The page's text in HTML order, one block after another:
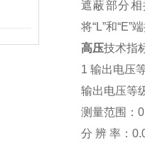
遮蔽部分
将“L”和“E”
高压技术指
1 输出电压
输出电压等
测量范围：
分 辨 率：